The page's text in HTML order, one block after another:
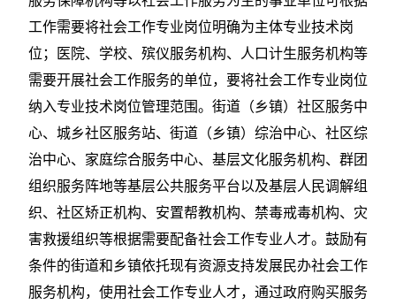
工作需要将社会工作专业岗位明确为主体专业技术岗
位；医院、学校、殡仪服务机构、人口计生服务机构等
需要开展社会工作服务的单位，要将社会工作专业岗位
纳入专业技术岗位管理范围。街道（乡镇）社区服务中
心、城乡社区服务站、街道（乡镇）综治中心、社区综
治中心、家庭综合服务中心、基层文化服务机构、群团
组织服务阵地等基层公共服务平台以及基层人民调解组
织、社区矫正机构、安置帮教机构、禁毒戒毒机构、灾
害救援组织等根据需要配备社会工作专业人才。鼓励有
条件的街道和乡镇依托现有资源支持发展民办社会工作
服务机构，使用社会工作专业人才，通过政府购买服务